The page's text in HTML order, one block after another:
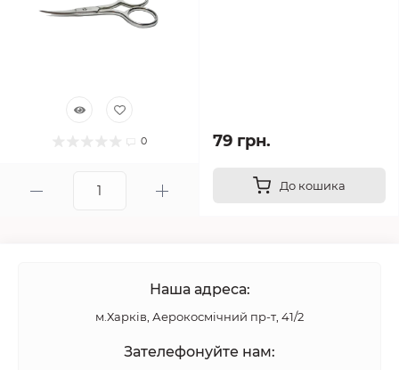
0 79 грн.
До кошика
Наша адреса:
м.Харків, Аерокосмічний пр-т, 41/2
Зателефонуйте нам: